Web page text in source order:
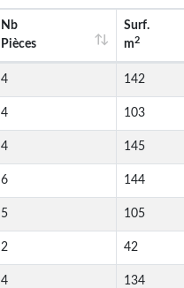
Nb
Pièces
Surf.
m2
4 142
4 103
4 145
6 144
5 105
2 42
4 134